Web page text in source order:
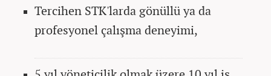
Tercihen STK'larda gönüllü ya da
profesyonel çalışma deneyimi,